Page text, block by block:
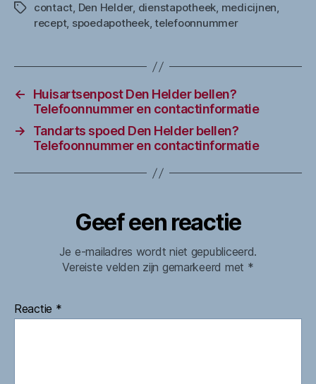
Tagscontact, Den Helder, dienstapotheek, medicijnen,
recept, spoedapotheek,telefoonnummer
←
Huisartsenpost Den Helder bellen?
Telefoonnummer en contactinformatie
→
Tandarts spoed Den Helder bellen?
Telefoonnummer en contactinformatie
Geef een reactie
Je e-mailadres wordt niet gepubliceerd.
Vereiste velden zijn gemarkeerd met *
Reactie *